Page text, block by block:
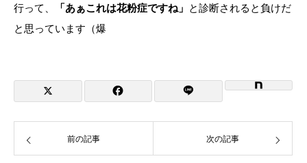
行って、
「あぁこれは花粉症ですね」 と診断されると負けだ
と思っています（爆
前の記事 次の記事